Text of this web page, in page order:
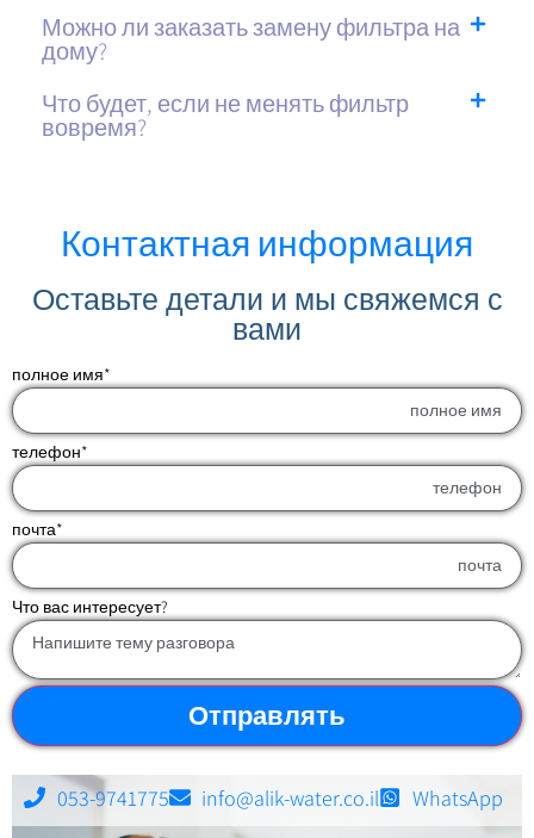
Можно ли заказать замену фильтра на
дому?
Что будет, если не менять фильтр
вовремя?
Контактная информация
Оставьте детали и мы свяжемся с
вами
полное имя*
телефон*
почта*
Что вас интересует?
Отправлять
053-9741775 info@alik-water.co.il WhatsApp